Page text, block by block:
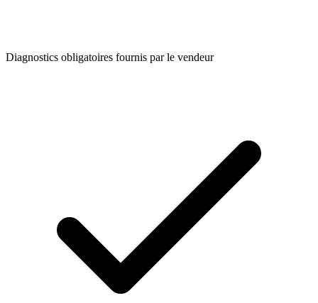
Diagnostics obligatoires fournis par le vendeur